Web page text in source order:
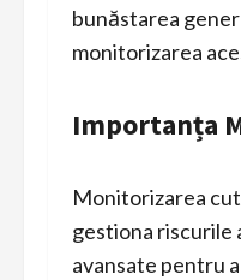
bunăstarea
monitorizarea
Importanța
Monitorizarea
gestiona riscurile
avansate pentru